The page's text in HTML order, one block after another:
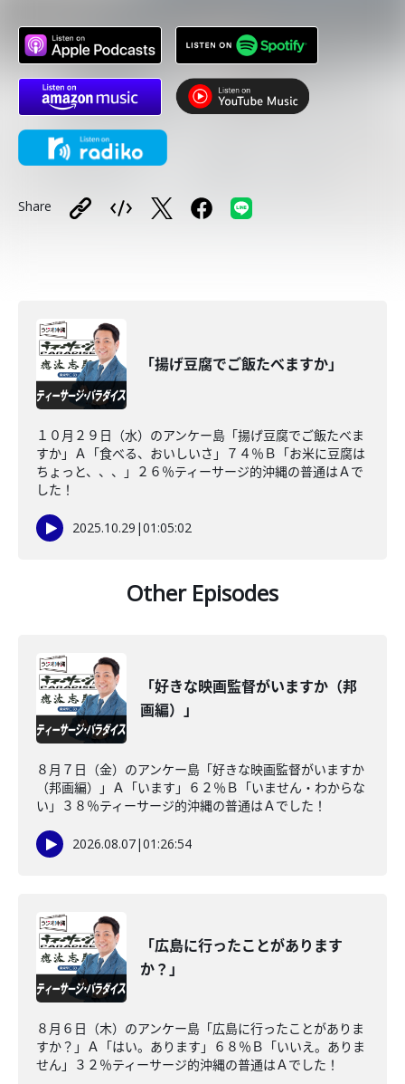
Share
「揚げ豆腐でご飯たべますか」
１０月２９日（水）のアンケー島「揚げ豆腐でご飯たべま
すか」Ａ「食べる、おいしいさ」７４％Ｂ「お米に豆腐は
ちょっと、、、」２６％ティーサージ的沖縄の普通はＡで
した！
2025.10.29 |01:05:02
Other Episodes
「好きな映画監督がいますか（邦
画編）」
８月７日（金）のアンケー島「好きな映画監督がいますか
（邦画編）」Ａ「います」６２％Ｂ「いません・わからな
い」３８％ティーサージ的沖縄の普通はＡでした！
2026.08.07|01:26:54
「広島に行ったことがあります
か？」
８月６日（木）のアンケー島「広島に行ったことがありま
すか？」Ａ「はい。あります」６８％Ｂ「いいえ。ありま
せん」３２％ティーサージ的沖縄の普通はＡでした！